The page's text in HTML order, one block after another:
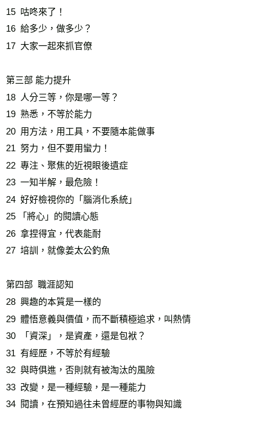
15  咕咚來了！
16  給多少，做多少？
17  大家一起來抓官僚
第三部 能力提升
18  人分三等，你是哪一等？
19  熟悉，不等於能力
20  用方法，用工具，不要隨本能做事
21  努力，但不要用蠻力！
22  專注、聚焦的近視眼後遺症
23  一知半解，最危險！
24  好好檢視你的「腦消化系統」
25 「將心」的閱讀心態
26  拿捏得宜，代表能耐
27  培訓，就像姜太公釣魚
第四部  職涯認知
28  興趣的本質是一樣的
29  體悟意義與價值，而不斷積極追求，叫熱情
30  「資深」，是資產，還是包袱？
31  有經歷，不等於有經驗
32  與時俱進，否則就有被淘汰的風險
33  改變，是一種經驗，是一種能力
34  閱讀，在預知過往未曾經歷的事物與知識